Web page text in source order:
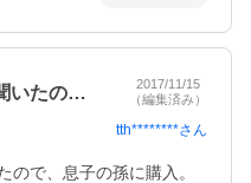
娘の孫が長い間使用したと聞いたので、息…
2017/11/15
（編集済み）
tth********さん
ので、息子の孫に購入。